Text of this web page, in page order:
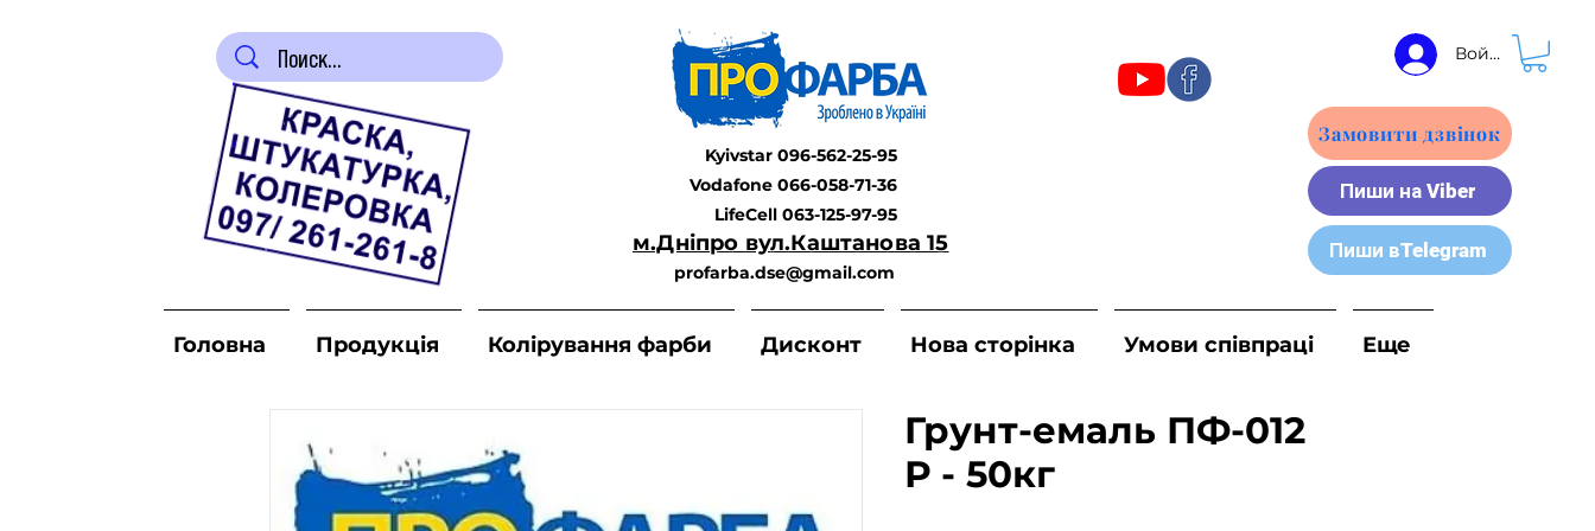
Пиши вTelegram
Пиши на Viber
Замовити дзвінок
Kyivstar 096-562-25-95
Vodafone 066-058-71-36
LifeCell 063-125-97-95
м.Дніпро вул.Каштанова 15
profarba.dse@gmail.com
Головна Продукція Колірування фарби Дисконт Нова сторінка Умови співпраці Еще
Войти
Грунт-емаль ПФ-012
Р - 50кг